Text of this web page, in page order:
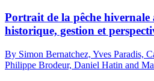
Portrait de la pêche hivernale
historique, gestion et
By Simon Bernatchez, Yves Paradis,
Philippe Brodeur, Daniel Hatin and